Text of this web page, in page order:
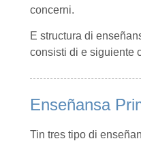
concerni.
E structura di
consisti di e siguiente
Enseñansa
Tin tres tipo di